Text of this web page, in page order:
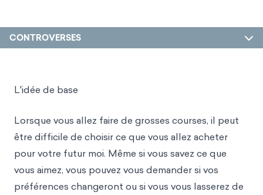
CONTROVERSES
L'idée de base
Lorsque vous allez faire de grosses courses, il peut
être difficile de choisir ce que vous allez acheter
pour votre futur moi. Même si vous savez ce que
vous aimez, vous pouvez vous demander si vos
préférences changeront ou si vous vous lasserez de